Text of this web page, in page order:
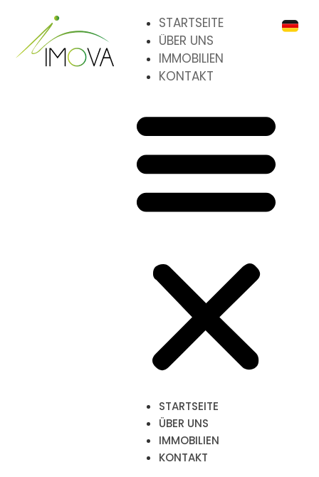
STARTSEITE
ÜBER UNS
IMMOBILIEN
KONTAKT
STARTSEITE
ÜBER UNS
IMMOBILIEN
KONTAKT